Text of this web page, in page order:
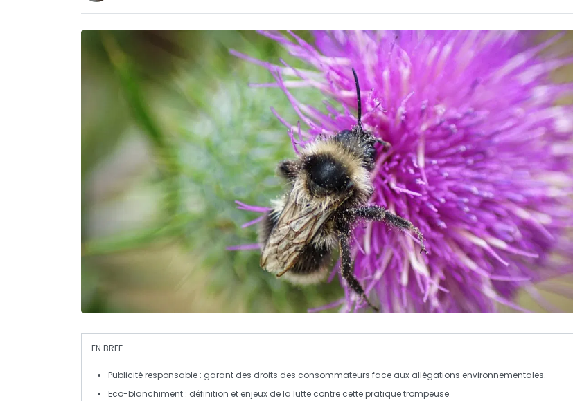
EN BREF
Publicité responsable : garant des droits des consommateurs face aux allégations environnementales.
Eco-blanchiment : définition et enjeux de la lutte contre cette pratique trompeuse.